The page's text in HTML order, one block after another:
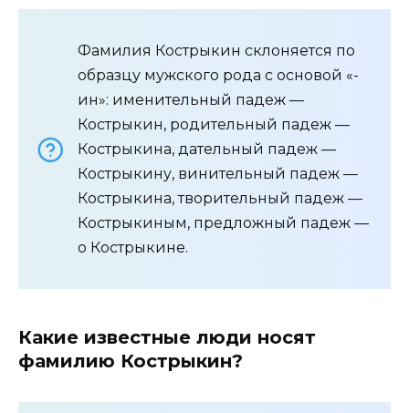
Фамилия Кострыкин склоняется по
образцу мужского рода с основой «-
ин»: именительный падеж —
Кострыкин, родительный падеж —
Кострыкина, дательный падеж —
Кострыкину, винительный падеж —
Кострыкина, творительный падеж —
Кострыкиным, предложный падеж —
о Кострыкине.
Какие известные люди носят
фамилию Кострыкин?